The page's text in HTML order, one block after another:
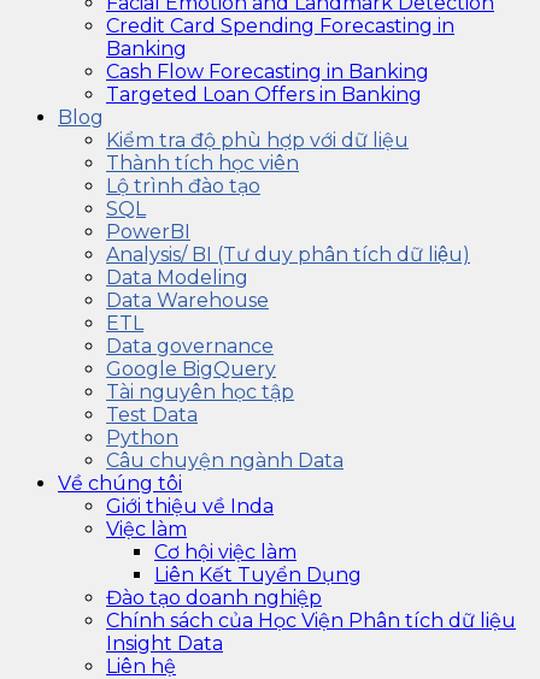
Credit Card Spending Forecasting in
Banking
Cash Flow Forecasting in Banking
Targeted Loan Offers in Banking
Blog
Kiểm tra độ phù hợp với dữ liệu
Thành tích học viên
Lộ trình đào tạo
SQL
PowerBI
Analysis/ BI (Tư duy phân tích dữ liệu)
Data Modeling
Data Warehouse
ETL
Data governance
Google BigQuery
Tài nguyên học tập
Test Data
Python
Câu chuyện ngành Data
Về chúng tôi
Giới thiệu về Inda
Việc làm
Cơ hội việc làm
Liên Kết Tuyển Dụng
Đào tạo doanh nghiệp
Chính sách của Học Viện Phân tích dữ liệu
Insight Data
Liên hệ